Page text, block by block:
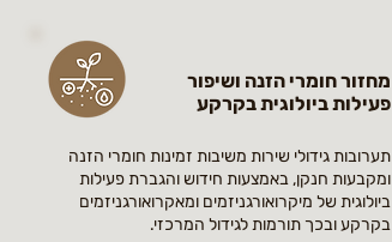
מחזור חומרי הזנה ושיפור
פעילות ביולוגית בקרקע
תערובות גידולי שירות משיבות זמינות חומרי הזנה
ומקבעות חנקן, באמצעות חידוש והגברת פעילות
ביולוגית של מיקרואורגניזמים ומאקרואורגניזמים
בקרקע ובכך תורמות לגידול המרכזי.